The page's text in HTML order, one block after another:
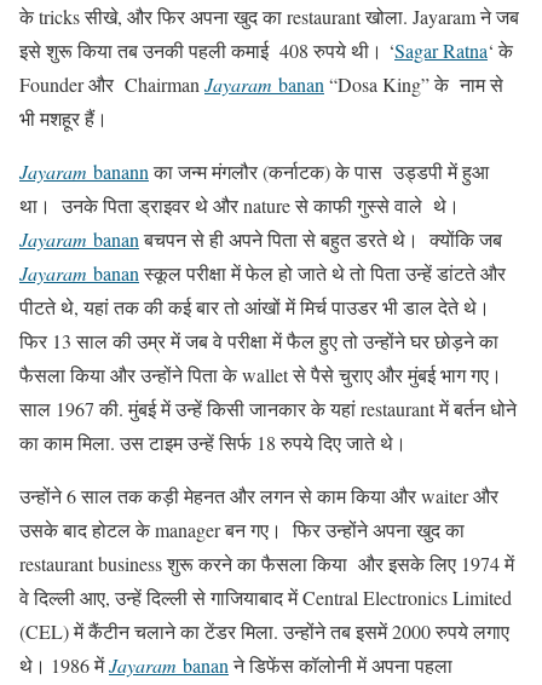
के tricks सीखे, और फिर अपना खुद का restaurant खोला. Jayaram ने जब
इसे शुरू किया तब उनकी पहली कमाई 408 रुपये थी। ‘Sagar Ratna‘ के
Founder और Chairman Jayaram banan “Dosa King” के नाम से
भी मशहूर हैं।
Jayaram banannका जन्म मंगलौर (कर्नाटक) के पास उड्डपी में हुआ
था। उनके पिता ड्राइवर थे और nature से काफी गुस्से वाले थे।
Jayaram bananबचपन से ही अपने पिता से बहुत डरते थे। क्योंकि जब
Jayaram bananस्कूल परीक्षा में फेल हो जाते थे तो पिता उन्हें डांटते और
पीटते थे, यहां तक की कई बार तो आंखों में मिर्च पाउडर भी डाल देते थे।
फिर 13 साल की उम्र में जब वे परीक्षा में फैल हुए तो उन्होंने घर छोड़ने का
फैसला किया और उन्होंने पिता के wallet से पैसे चुराए और मुंबई भाग गए।
साल 1967 की. मुंबई में उन्हें किसी जानकार के यहां restaurant में बर्तन धोने
का काम मिला. उस टाइम उन्हें सिर्फ 18 रुपये दिए जाते थे।
उन्होंने 6 साल तक कड़ी मेहनत और लगन से काम किया और waiter और
उसके बाद होटल के manager बन गए। फिर उन्होंने अपना खुद का
restaurant business शुरू करने का फैसला किया और इसके लिए 1974 में
वे दिल्ली आए, उन्हें दिल्ली से गाजियाबाद में Central Electronics Limited
(CEL) में कैंटीन चलाने का टेंडर मिला. उन्होंने तब इसमें 2000 रुपये लगाए
थे। 1986 मेंJayaram bananने डिफेंस कॉलोनी में अपना पहला